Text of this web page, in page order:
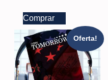
Comprar
Oferta!